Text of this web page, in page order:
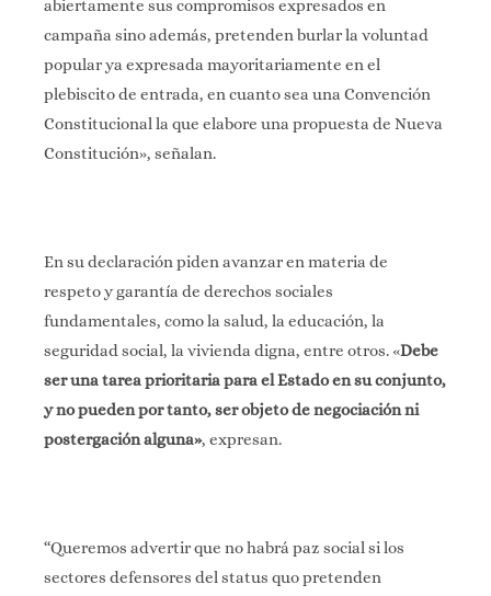
abiertamente sus compromisos expresados en
campaña sinoademás, pretenden burlar la voluntad
popular ya expresada mayoritariamente en el
plebiscito de entrada, en cuanto sea una Convención
Constitucional la que elabore una propuesta de Nueva
Constitución», señalan.
En su declaración pidenavanzar en materia de
respeto y garantía de derechos sociales
fundamentales, como la salud, la educación, la
seguridad social, la vivienda digna, entre otros. «Debe
ser una tarea prioritaria parael Estado en su conjunto,
y no pueden por tanto, ser objeto de negociación ni
postergación alguna», expresan.
“Queremos advertir que no habrá paz social si los
sectores defensores del status quo pretenden